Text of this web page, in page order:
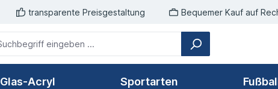
transparente Preisgestaltung Bequemer Kauf auf
Glas-Acryl Sportarten